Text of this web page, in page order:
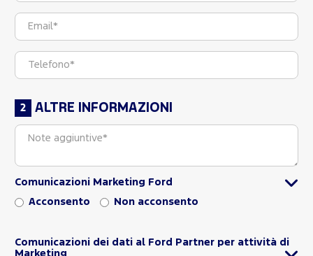
ALTRE INFORMAZIONI
Comunicazioni Marketing Ford
Acconsento Non acconsento
Comunicazioni dei dati al Ford Partner per attività di
Marketing